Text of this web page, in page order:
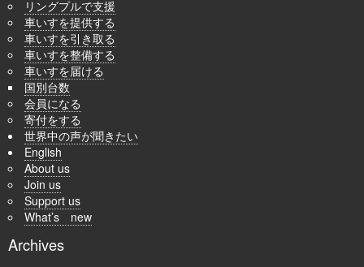
リングプルで支援
車いすを提供する
車いすを引き取る
車いすを整備する
車いすを届ける
国別台数
会員になる
寄付をする
世界中の声が聞きたい
English
About us
Join us
Support us
What’s new
Archives